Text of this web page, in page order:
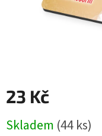
23 Kč
cena:
Skladem (44 ks)